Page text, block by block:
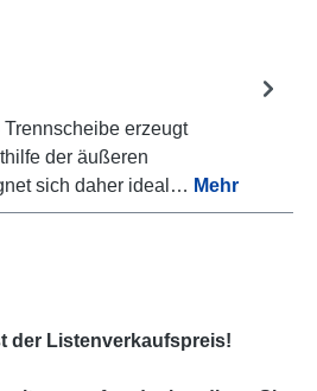
erzeugt
der äußeren
sich daher ideal… Mehr
der Listenverkaufspreis!